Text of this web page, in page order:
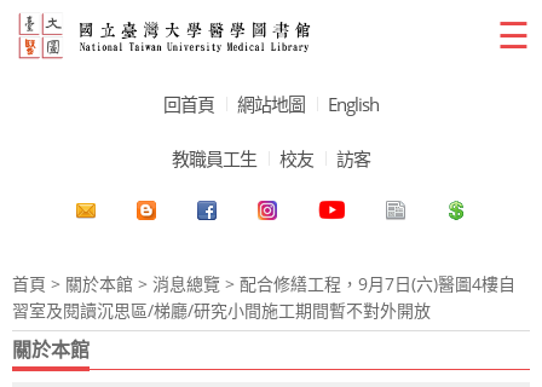
☰
回首頁 網站地圖 English
教職員工生 校友 訪客
首頁 > 關於本館 > 消息總覽 > 配合修繕工程，9月7日(六)醫圖4樓自
習室及閱讀沉思區/梯廳/研究小間施工期間暫不對外開放
關於本館